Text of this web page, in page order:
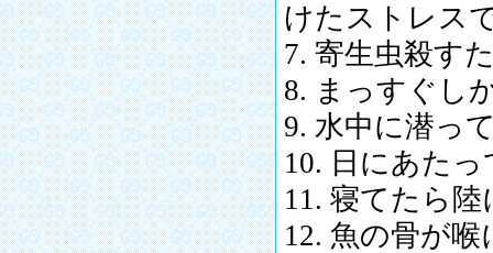
けたストレス
7. 寄生虫殺す
8. まっすぐし
9. 水中に潜っ
10. 日にあた
11. 寝てたら
12. 魚の骨が